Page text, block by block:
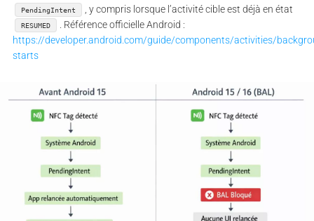
PendingIntent , y compris lorsque l’activité cible est déjà en état
RESUMED
. Référence officielle Android :
https://developer.android.com/guide/components/activities/
starts